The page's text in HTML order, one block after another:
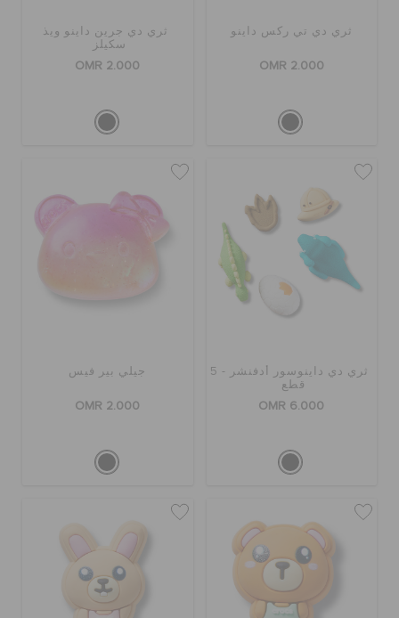
ثري دي تي ركس داينو
OMR 2.000
ثري دي جرين داينو ويذ
سكيلز
OMR 2.000
ثري دي داينوسور أدفنشر - 5
قطع
OMR 6.000
جيلي بير فيس
OMR 2.000